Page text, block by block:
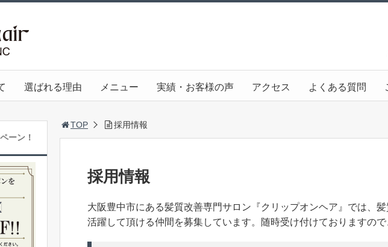
選ばれる理由 メニュー 実績・お客様の声 アクセス よくある質問
TOP 採用情報
採用情報
大阪豊中市にある髪質改善専門サロン『クリップオンヘア』では、
活躍して頂ける仲間を募集しています。随時受け付けておりますの
ーン！